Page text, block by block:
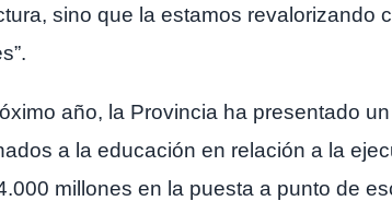
sino que la estamos revalorizando
año, la Provincia ha presentado
a la educación en relación a la
millones en la puesta a punto de